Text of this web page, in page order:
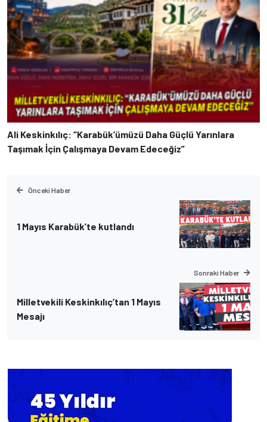
Ali Keskinkılıç: “Karabük’ümüzü Daha Güçlü Yarınlara
Taşımak İçin Çalışmaya Devam Edeceğiz”
Önceki Haber
1 Mayıs Karabük’te kutlandı
Sonraki Haber
Milletvekili Keskinkılıç’tan 1 Mayıs
Mesajı